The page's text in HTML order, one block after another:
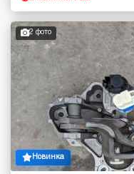
2 фото
Новинка